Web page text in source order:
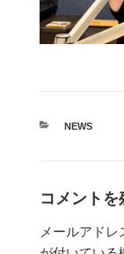
カ
NEWS
コメントを
メールアドレ